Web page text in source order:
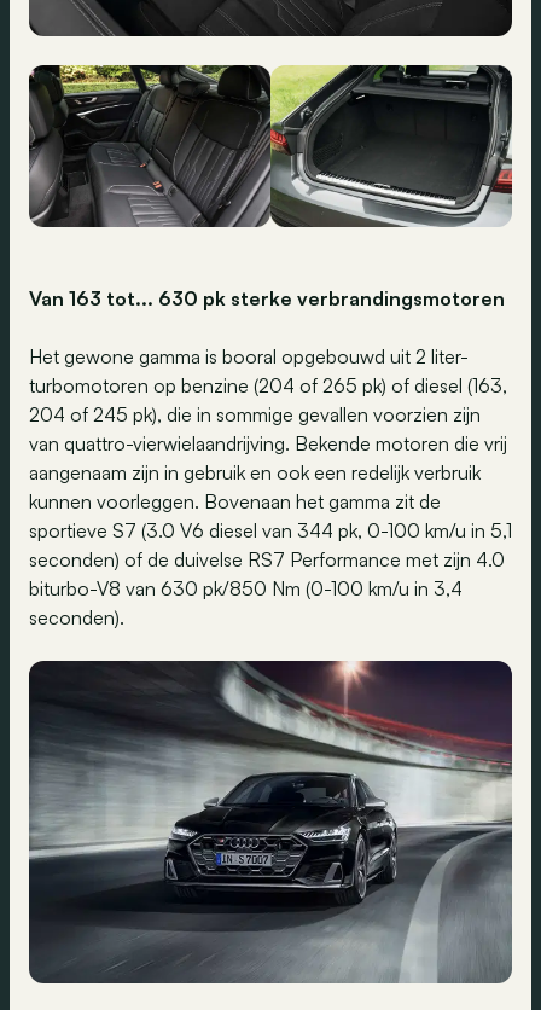
Van 163 tot... 630 pk sterke verbrandingsmotoren
Het gewone gamma is booral opgebouwd uit 2 liter-
turbomotoren op benzine (204 of 265 pk) of diesel (163,
204 of 245 pk), die in sommige gevallen voorzien zijn
van quattro-vierwielaandrijving. Bekende motoren die vrij
aangenaam zijn in gebruik en ook een redelijk verbruik
kunnen voorleggen. Bovenaan het gamma zit de
sportieve S7 (3.0 V6 diesel van 344 pk, 0-100 km/u in 5,1
seconden) of de duivelse RS7 Performance met zijn 4.0
biturbo-V8 van 630 pk/850 Nm (0-100 km/u in 3,4
seconden).